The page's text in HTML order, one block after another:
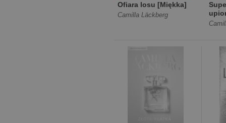
Ofiara losu [Miękka]
Camilla Läckberg